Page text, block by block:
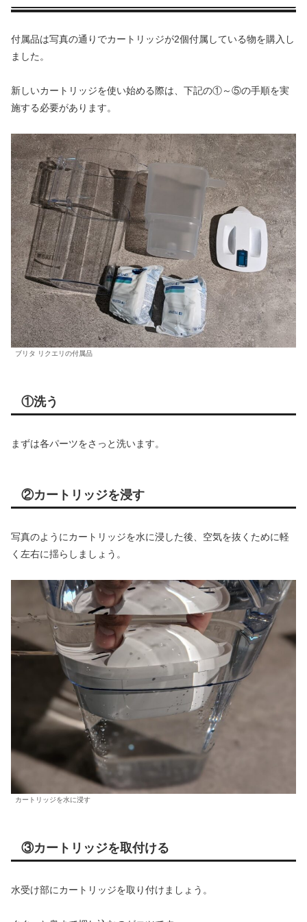
付属品は写真の通りでカートリッジが2個付属している物を購入し
ました。
新しいカートリッジを使い始める際は、下記の①～⑤の手順を実
施する必要があります。
ブリタ リクエリの付属品
①洗う
まずは各パーツをさっと洗います。
②カートリッジを浸す
写真のようにカートリッジを水に浸した後、空気を抜くために軽
く左右に揺らしましょう。
カートリッジを水に浸す
③カートリッジを取付ける
水受け部にカートリッジを取り付けましょう。